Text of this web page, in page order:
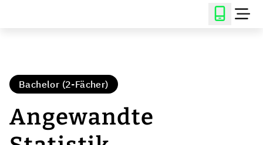
Bachelor (2-Fächer)
Angewandte